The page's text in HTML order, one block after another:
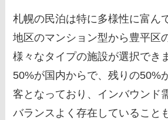
札幌の民泊は特に多様性に富ん
地区のマンション型から豊平区
様々なタイプの施設が選択でき
50%が国内からで、残りの50%
客となっており、インバウンド
バランスよく存在していること